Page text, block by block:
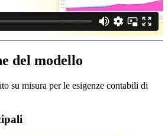
del modello
su misura per le esigenze contabili di